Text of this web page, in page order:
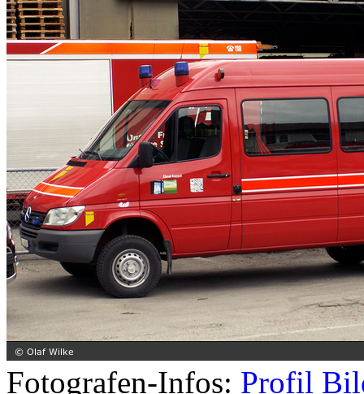
Fotografen-Infos: Profil